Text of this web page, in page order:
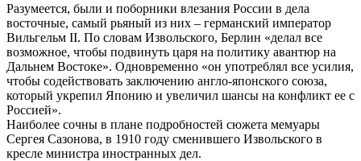
Разумеется, были и поборники влезания России в дела
восточные, самый рьяный из них – германский император
Вильгельм II. По словам Извольского, Берлин «делал все
возможное, чтобы подвинуть царя на политику авантюр на
Дальнем Востоке». Одновременно «он употреблял все усилия,
чтобы содействовать заключению англо-японского союза,
который укрепил Японию и увеличил шансы на конфликт ее с
Россией».
Наиболее сочны в плане подробностей сюжета мемуары
Сергея Сазонова, в 1910 году сменившего Извольского в
кресле министра иностранных дел.